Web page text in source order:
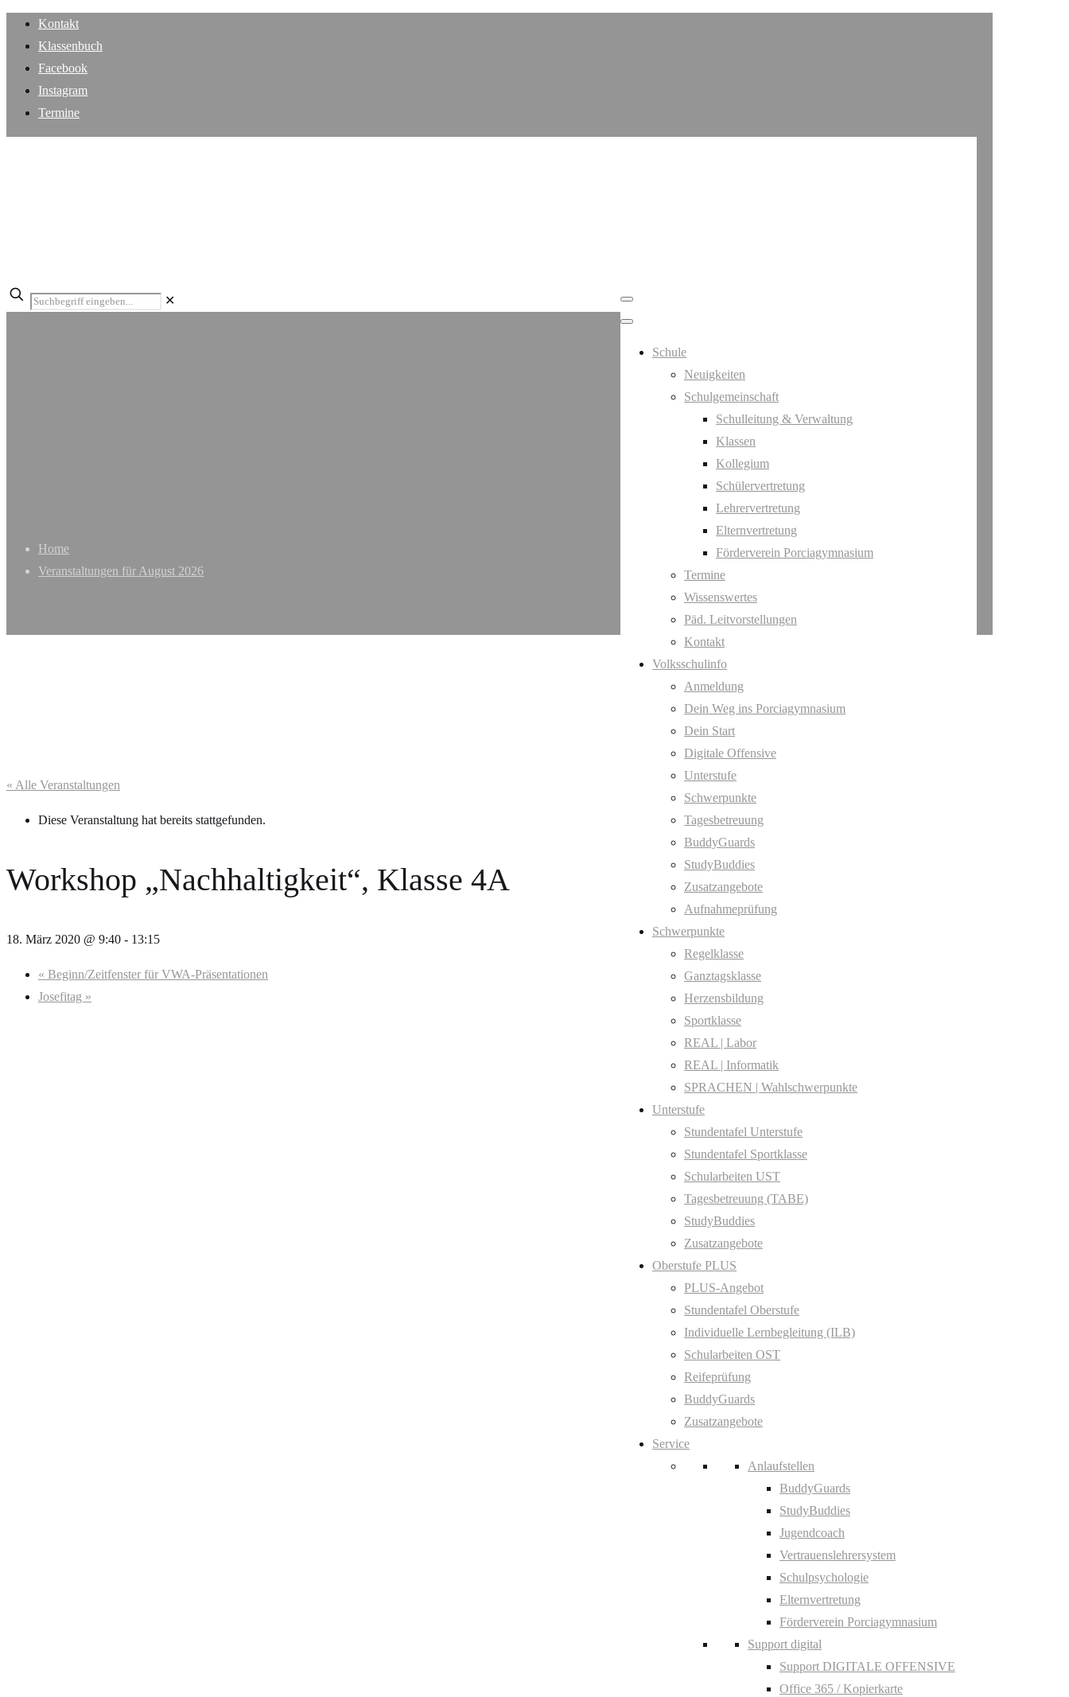
Kontakt
Klassenbuch
Facebook
Instagram
Termine
Schule
Neuigkeiten
Schulgemeinschaft
Schulleitung & Verwaltung
Klassen
Kollegium
Schülervertretung
Lehrervertretung
Elternvertretung
Förderverein Porciagymnasium
Termine
Wissenswertes
Päd. Leitvorstellungen
Kontakt
Volksschulinfo
Anmeldung
Dein Weg ins Porciagymnasium
Dein Start
Digitale Offensive
Unterstufe
Schwerpunkte
Tagesbetreuung
BuddyGuards
StudyBuddies
Zusatzangebote
Aufnahmeprüfung
Schwerpunkte
Regelklasse
Ganztagsklasse
Herzensbildung
Sportklasse
REAL | Labor
REAL | Informatik
SPRACHEN | Wahlschwerpunkte
Unterstufe
Stundentafel Unterstufe
Stundentafel Sportklasse
Schularbeiten UST
Tagesbetreuung (TABE)
StudyBuddies
Zusatzangebote
Oberstufe PLUS
PLUS-Angebot
Stundentafel Oberstufe
Individuelle Lernbegleitung (ILB)
Schularbeiten OST
Reifeprüfung
BuddyGuards
Zusatzangebote
Service
Anlaufstellen
BuddyGuards
StudyBuddies
Jugendcoach
Vertrauenslehrersystem
Schulpsychologie
Elternvertretung
Förderverein Porciagymnasium
Support digital
Support DIGITALE OFFENSIVE
Office 365 / Kopierkarte
✕
Home
Veranstaltungen für August 2026
« Alle Veranstaltungen
Diese Veranstaltung hat bereits stattgefunden.
Workshop „Nachhaltigkeit“, Klasse 4A
18. März 2020 @ 9:40 - 13:15
« Beginn/Zeitfenster für VWA-Präsentationen
Josefitag »